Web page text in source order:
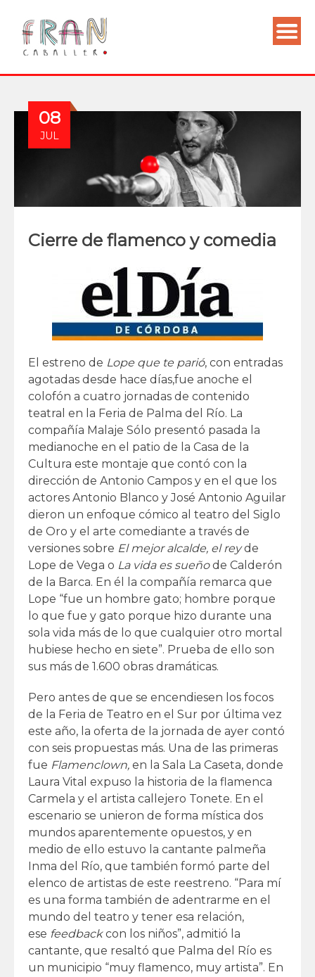
08
JUL
Cierre de flamenco y comedia
El estreno de Lope que te parió, con entradas
agotadas desde hace días,fue anoche el
colofón a cuatro jornadas de contenido
teatral en la Feria de Palma del Río. La
compañía Malaje Sólo presentó pasada la
medianoche en el patio de la Casa de la
Cultura este montaje que contó con la
dirección de Antonio Campos y en el que los
actores Antonio Blanco y José Antonio Aguilar
dieron un enfoque cómico al teatro del Siglo
de Oro y el arte comediante a través de
versiones sobre El mejor alcalde, el reyde
Lope de Vega o La vida es sueñode Calderón
de la Barca. En él la compañía remarca que
Lope “fue un hombre gato; hombre porque
lo que fue y gato porque hizo durante una
sola vida más de lo que cualquier otro mortal
hubiese hecho en siete”. Prueba de ello son
sus más de 1.600 obras dramáticas.
Pero antes de que se encendiesen los focos
de la Feria de Teatro en el Sur por última vez
este año, la oferta de la jornada de ayer contó
con seis propuestas más. Una de las primeras
fue Flamenclown, en la Sala La Caseta, donde
Laura Vital expuso la historia de la flamenca
Carmela y el artista callejero Tonete. En el
escenario se unieron de forma mística dos
mundos aparentemente opuestos, y en
medio de ello estuvo la cantante palmeña
Inma del Río, que también formó parte del
elenco de artistas de este reestreno. “Para mí
es una forma también de adentrarme en el
mundo del teatro y tener esa relación,
ese feedbackcon los niños”, admitió la
cantante, que resaltó que Palma del Río es
un municipio “muy flamenco, muy artista”. En